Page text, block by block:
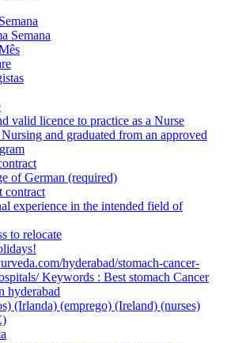
Semana
valid licence to practice as a Nurse
and graduated from an approved
of German (required)
contract
experience in the intended field of
to relocate
hyderabad/stomach-cancer-
Keywords : Best stomach Cancer
hyderabad
(Irlanda) (emprego) (Ireland) (nurses)